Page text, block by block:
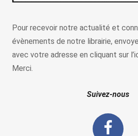
Pour recevoir notre actualité et
évènements de notre librairie,
avec votre adresse en cliquant sur
Merci.
Suivez-nous